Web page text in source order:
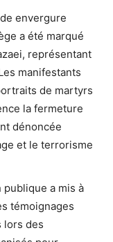
envergure
a été marqué
représentant
manifestants
de martyrs
la fermeture
dénoncée
et le terrorisme
a mis à
témoignages
lors des